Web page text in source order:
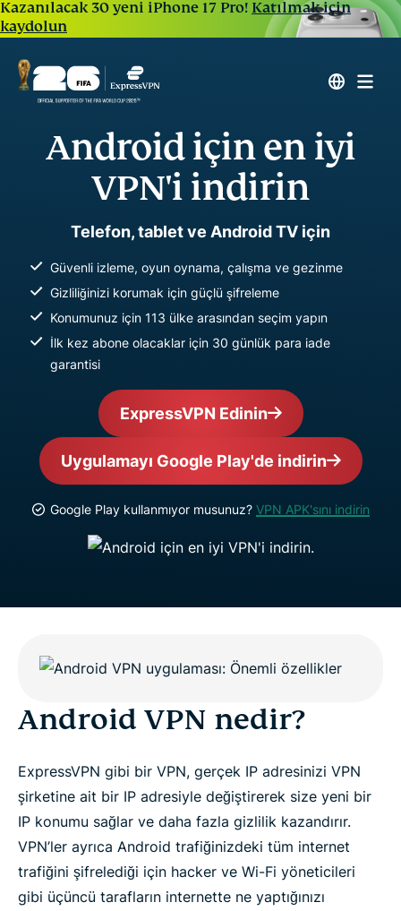
Kazanılacak 30 yeni iPhone 17 Pro! Katılmak için
kaydolun
Android için en iyi
VPN'i indirin
Telefon, tablet ve Android TV için
Güvenli izleme, oyun oynama, çalışma ve gezinme
Gizliliğinizi korumak için güçlü şifreleme
Konumunuz için 113 ülke arasından seçim yapın
İlk kez abone olacaklar için 30 günlük para iade
garantisi
ExpressVPN Edinin
Uygulamayı Google Play'de indirin
Google Play kullanmıyor musunuz? VPN APK'sını indirin
Android VPN nedir?
ExpressVPN gibi bir VPN, gerçek IP adresinizi VPN
şirketine ait bir IP adresiyle değiştirerek size yeni bir
IP konumu sağlar ve daha fazla gizlilik kazandırır.
VPN’ler ayrıca Android trafiğinizdeki tüm internet
trafiğini şifrelediği için hacker ve Wi-Fi yöneticileri
gibi üçüncü tarafların internette ne yaptığınızı